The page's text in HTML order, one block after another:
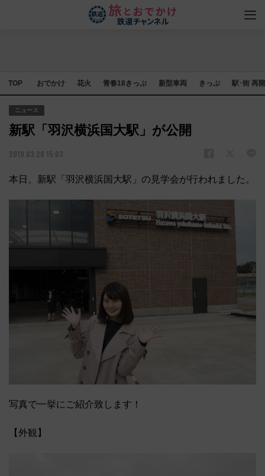
TOP おでかけ 花火 青春18きっぷ 新型車両 きっぷ 駅･街 再
ニュース
新駅「羽沢横浜国大駅」が公開
2019.03.28 15:03
本日、新駅「羽沢横浜国大駅」の見学会が行われました。
写真で一挙にご紹介致します！
【外観】